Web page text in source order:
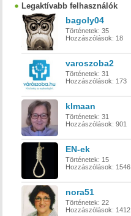
Legaktívabb felhasználók
bagoly04
Történetek: 35
Hozzászólások: 18
varoszoba2
Történetek: 31
Hozzászólások: 173
klmaan
Történetek: 31
Hozzászólások: 901
EN-ek
Történetek: 15
Hozzászólások: 1546
nora51
Történetek: 22
Hozzászólások: 1412